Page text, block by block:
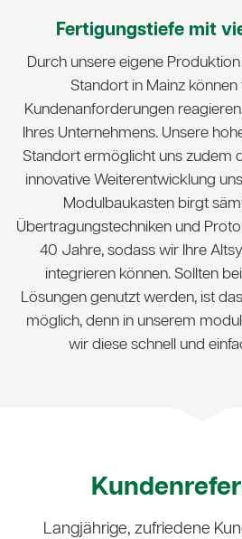
Fertigungstiefe mit
Durch unsere eigene
Standort in Mainz
Kundenanforderungen
Ihres Unternehmens. Unsere
Standort ermöglicht uns zudem
innovative Weiterentwicklung
Modulbaukasten birgt
Übertragungstechniken und
40 Jahre, sodass wir Ihre
integrieren können. Sollten
Lösungen genutzt werden, ist
möglich, denn in unserem
wir diese schnell und
Langjährige, zufriedene